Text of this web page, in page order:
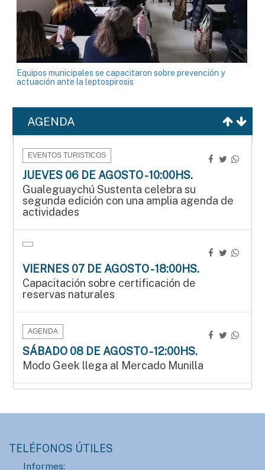
Equipos municipales se capacitaron sobre prevención y
actuación ante la leptospirosis
AGENDA
EVENTOS TURISTICOS
JUEVES 06 DE AGOSTO - 10:00HS.
Gualeguaychú Sustenta celebra su
segunda edición con una amplia agenda de
actividades
VIERNES 07 DE AGOSTO - 18:00HS.
Capacitación sobre certificación de
reservas naturales
AGENDA
SÁBADO 08 DE AGOSTO - 12:00HS.
Modo Geek llega al Mercado Munilla
TELÉFONOS ÚTILES
Informes: